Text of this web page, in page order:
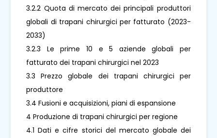
3.2.2 Quota di mercato dei principali produttori
globali di trapani chirurgici per fatturato (2023-
2033)
3.2.3 Le prime 10 e 5 aziende globali per
fatturato dei trapani chirurgici nel 2023
3.3 Prezzo globale dei trapani chirurgici per
produttore
3.4 Fusioni e acquisizioni, piani di espansione
4 Produzione di trapani chirurgici per regione
4.1 Dati e cifre storici del mercato globale dei